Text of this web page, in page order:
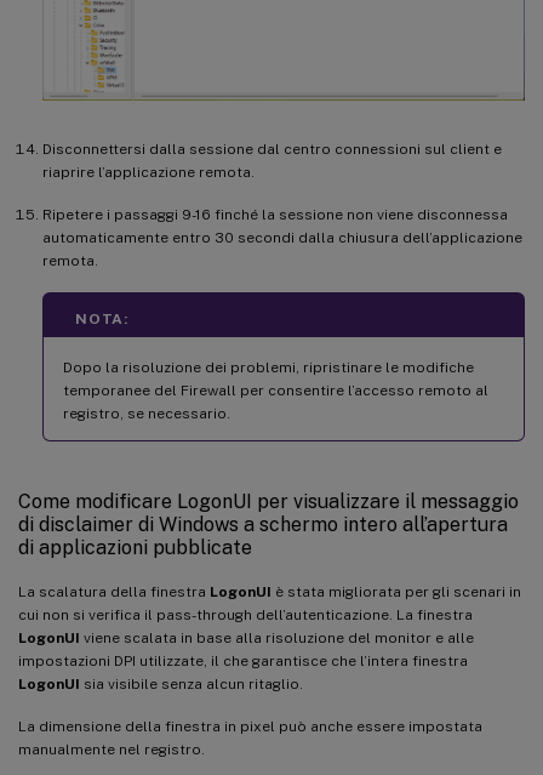
Disconnettersi dalla sessione dal centro connessioni sul client e
riaprire l’applicazione remota.
Ripetere i passaggi 9-16 finché la sessione non viene disconnessa
automaticamente entro 30 secondi dalla chiusura dell’applicazione
remota.
NOTA:
Dopo la risoluzione dei problemi, ripristinare le modifiche
temporanee del Firewall per consentire l’accesso remoto al
registro, se necessario.
Come modificare LogonUI per visualizzare il messaggio
di disclaimer di Windows a schermo intero all’apertura
di applicazioni pubblicate
La scalatura della finestra LogonUI è stata migliorata per gli scenari in
cui non si verifica il pass-through dell’autenticazione. La finestra
LogonUI viene scalata in base alla risoluzione del monitor e alle
impostazioni DPI utilizzate, il che garantisce che l’intera finestra
LogonUI sia visibile senza alcun ritaglio.
La dimensione della finestra in pixel può anche essere impostata
manualmente nel registro.